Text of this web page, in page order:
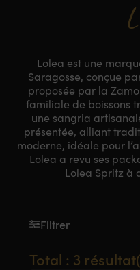
Lolea est une
Saragosse, conçue
proposée par la
familiale de boissons
une sangria
présentée, alliant
moderne, idéale pour
Lolea a revu ses
Lolea Spritz à
Filtrer
Total : 3